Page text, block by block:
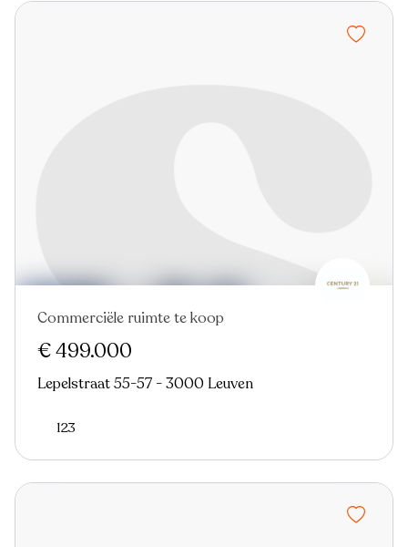
Commerciële ruimte te koop
€ 499.000
Lepelstraat 55-57 - 3000 Leuven
123